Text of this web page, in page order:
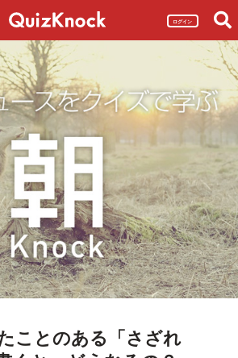
ログイン
ことのある「さざれ